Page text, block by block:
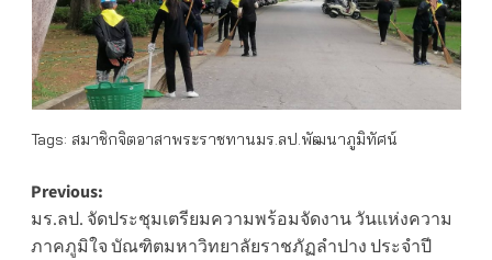
Tags: สมาชิกจิตอาสาพระราชทานมร.ลป.พัฒนาภูมิทัศน์
Post
navigation
Previous:
มร.ลป. จัดประชุมเตรียมความพร้อมจัดงาน วันแห่งความ
ภาคภูมิใจ บัณฑิตมหาวิทยาลัยราชภัฏลำปาง ประจำปี